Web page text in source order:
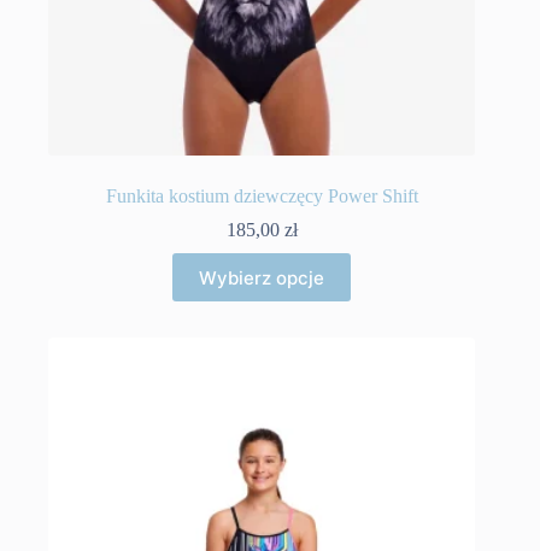
Funkita kostium dziewczęcy Power Shift
185,00 zł
Wybierz opcje
produkt
ma
na
stronie
produktu